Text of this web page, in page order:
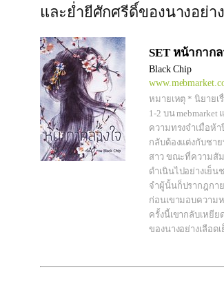
และย่ำยีศักศรีดิ์ของนางอย่า
SET หน้ากากล
Black Chip
หมายเหตุ * นิยายเ
1-2 บน
ความทรงจำเมื่อห้
กลับต้องแต่งกับชา
สาว ขณะที่ความสั
ดำเนินไปอย่างเย็น
จำผู้นั้นก็ปรากฎกา
ก่อนเขามอบความ
ครั้งนี้เขากลับเหยี
ของนางอย่างเลือด